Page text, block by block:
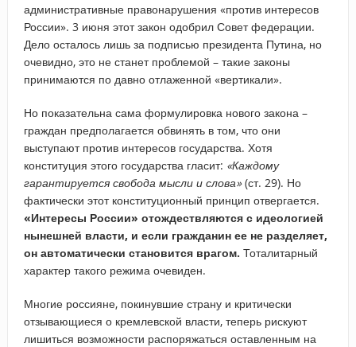
административные правонарушения «против интересов
России». 3 июня этот закон одобрил Совет федерации.
Дело осталось лишь за подписью президента Путина, но
очевидно, это не станет проблемой – такие законы
принимаются по давно отлаженной «вертикали».
Но показательна сама формулировка нового закона –
граждан предполагается обвинять в том, что они
выступают против интересов государства. Хотя
конституция этого государства гласит: «Каждому
гарантируется свобода мысли и слова»(ст. 29). Но
фактически этот конституционный принцип отвергается.
«Интересы России» отождествляются с идеологией
нынешней власти, и если гражданин ее не разделяет,
он автоматически становится врагом. Тоталитарный
характер такого режима очевиден.
Многие россияне, покинувшие страну и критически
отзывающиеся о кремлевской власти, теперь рискуют
лишиться возможности распоряжаться оставленным на